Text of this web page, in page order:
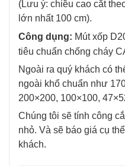
(Lưu ý: chiều cao cắt
lớn nhất 100 cm).
Công dụng: Mút xốp
tiêu chuẩn chống cháy
Ngoài ra quý khách có
ngoài khổ chuẩn như
200×200, 100×100,
Chúng tôi sẽ tính công
nhỏ. Và sẽ báo giá cụ
khách.